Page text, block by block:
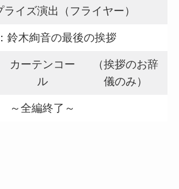
イズ演出（フライヤー）
鈴木絢音の最後の挨拶
カーテンコー
ル
（挨拶のお辞
儀のみ）
～全編終了～